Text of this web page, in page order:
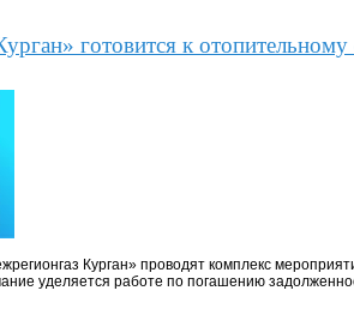
готовится к отопительному
Курган» проводят комплекс
уделяется работе по погашению